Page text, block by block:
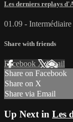
Les derniers replays
01.09 - Intermédiaire
Share with friends
Facebook XEmail
Share on Facebook
Share on X
Share via Email
Up Next in Les